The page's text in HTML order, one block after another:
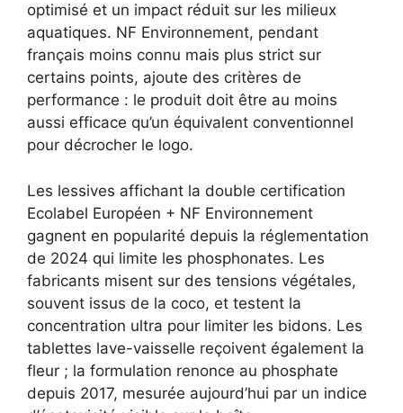
optimisé et un impact réduit sur les milieux
aquatiques. NF Environnement, pendant
français moins connu mais plus strict sur
certains points, ajoute des critères de
performance : le produit doit être au moins
aussi efficace qu’un équivalent conventionnel
pour décrocher le logo.
Les lessives affichant la double certification
Ecolabel Européen + NF Environnement
gagnent en popularité depuis la réglementation
de 2024 qui limite les phosphonates. Les
fabricants misent sur des tensions végétales,
souvent issus de la coco, et testent la
concentration ultra pour limiter les bidons. Les
tablettes lave-vaisselle reçoivent également la
fleur ; la formulation renonce au phosphate
depuis 2017, mesurée aujourd’hui par un indice